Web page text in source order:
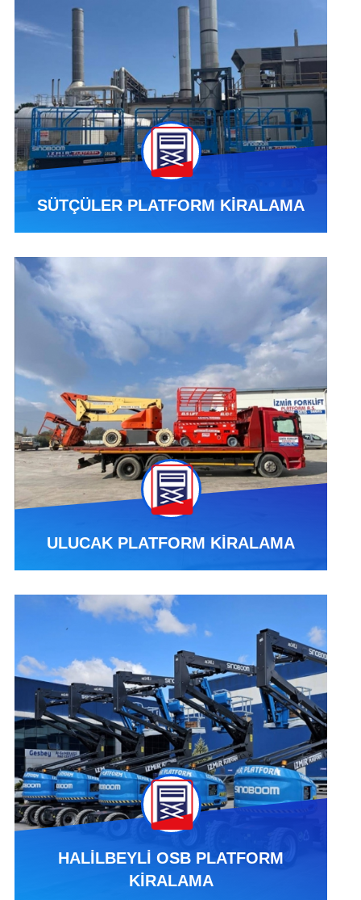
SÜTÇÜLER PLATFORM KİRALAMA
ULUCAK PLATFORM KİRALAMA
HALİLBEYLİ OSB PLATFORM
KİRALAMA